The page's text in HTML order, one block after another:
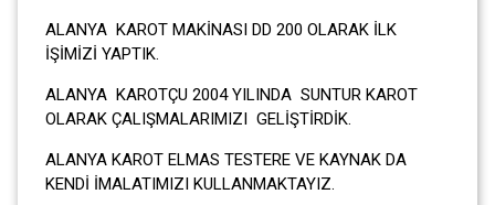
ALANYA KAROT MAKİNASI DD 200 OLARAK İLK
İŞİMİZİ YAPTIK.
ALANYA KAROTÇU 2004 YILINDA SUNTUR KAROT
OLARAK ÇALIŞMALARIMIZI GELİŞTİRDİK.
ALANYA KAROT ELMAS TESTERE VE KAYNAK DA
KENDİ İMALATIMIZI KULLANMAKTAYIZ.